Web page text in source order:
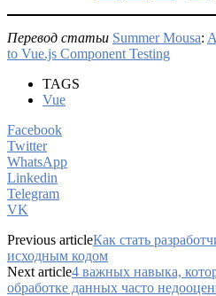
Перевод статьи Summer Mousa:
to Vue.js Component Testing
TAGS
Vue
Facebook
Twitter
WhatsApp
Linkedin
Telegram
VK
Previous articleКак стать
исходным кодом
Next article4 важных навыка,
обработке данных часто